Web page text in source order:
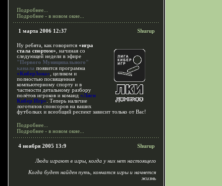
Подробнее...
Подробнее - в новом окне...
1 марта 2006 12:37 Shurup
Ну ребята, как говорится «игра
стала спортом» , начиная со
следующей недели в эфире
"Первого Муниципального"
канала появится программа
«КиберЗона» , целиком и
полностью посвященная
компьютерному спорту и в
частности детальному разбору
полётов игроков и команд «Лиги
Кибер Игр» . Теперь наличие
логотипов спонсоров на ваших
футболках и всеобщий респект зависит только от Вас!
Подробнее...
Подробнее - в новом окне...
4 ноября 2005 13:9 Shurup
Люди играют в игры, когда у них нет настоящего
Когда будет найден путь, кончатся игры и начнется
жизнь